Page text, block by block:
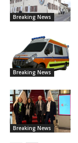
Breaking News
Breaking News
Breaking News